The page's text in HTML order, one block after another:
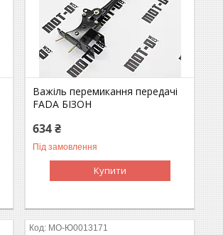
Важіль перемикання передачі
FADA БІЗОН
634 ₴
Під замовлення
Купити
MO-Ю0013171